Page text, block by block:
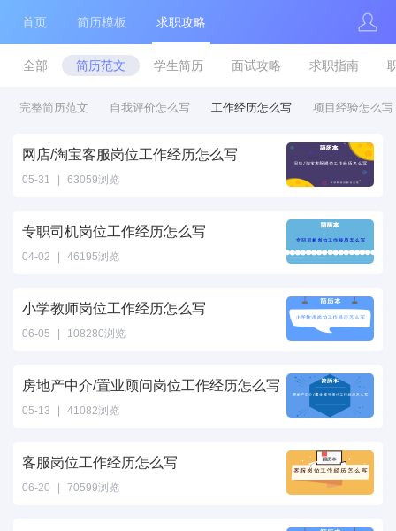
首页 简历模板 求职攻略
全部 简历范文 学生简历 面试攻略 求职指南
完整简历范文 自我评价怎么写 工作经历怎么写 项目经验怎么写
网店/淘宝客服岗位工作经历怎么写
05-31 63059浏览
专职司机岗位工作经历怎么写
04-02 46195浏览
小学教师岗位工作经历怎么写
06-05 108280浏览
房地产中介/置业顾问岗位工作经历怎么写
05-13 41082浏览
客服岗位工作经历怎么写
06-20 70599浏览